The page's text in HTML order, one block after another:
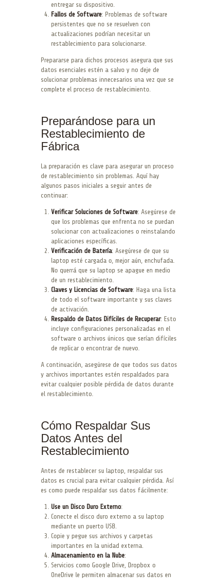
entregar su dispositivo.
Fallos de Software: Problemas de software
persistentes que no se resuelven con
actualizaciones podrían necesitar un
restablecimiento para solucionarse.
Prepararse para dichos procesos asegura que sus
datos esenciales estén a salvo y no deje de
solucionar problemas innecesarios una vez que se
complete el proceso de restablecimiento.
Preparándose para un
Restablecimiento de
Fábrica
La preparación es clave para asegurar un proceso
de restablecimiento sin problemas. Aquí hay
algunos pasos iniciales a seguir antes de
continuar:
Verificar Soluciones de Software: Asegúrese de
que los problemas que enfrenta no se puedan
solucionar con actualizaciones o reinstalando
aplicaciones específicas.
Verificación de Batería: Asegúrese de que su
laptop esté cargada o, mejor aún, enchufada.
No querrá que su laptop se apague en medio
de un restablecimiento.
Claves y Licencias de Software: Haga una lista
de todo el software importante y sus claves
de activación.
Respaldo de Datos Difíciles de Recuperar: Esto
incluye configuraciones personalizadas en el
software o archivos únicos que serían difíciles
de replicar o encontrar de nuevo.
A continuación, asegúrese de que todos sus datos
y archivos importantes estén respaldados para
evitar cualquier posible pérdida de datos durante
el restablecimiento.
Cómo Respaldar Sus
Datos Antes del
Restablecimiento
Antes de restablecer su laptop, respaldar sus
datos es crucial para evitar cualquier pérdida. Así
es como puede respaldar sus datos fácilmente:
Use un Disco Duro Externo:
Conecte el disco duro externo a su laptop
mediante un puerto USB.
Copie y pegue sus archivos y carpetas
importantes en la unidad externa.
Almacenamiento en la Nube:
Servicios como Google Drive, Dropbox o
OneDrive le permiten almacenar sus datos en